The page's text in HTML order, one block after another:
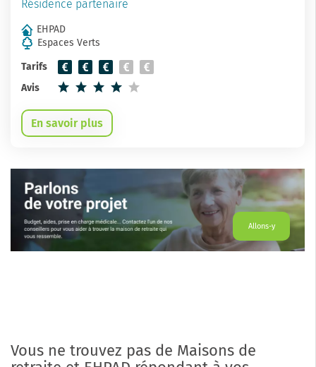
Résidence partenaire
EHPAD
Espaces Verts
Tarifs
Avis
En savoir plus
Allons-y
Vous ne trouvez pas de Maisons de